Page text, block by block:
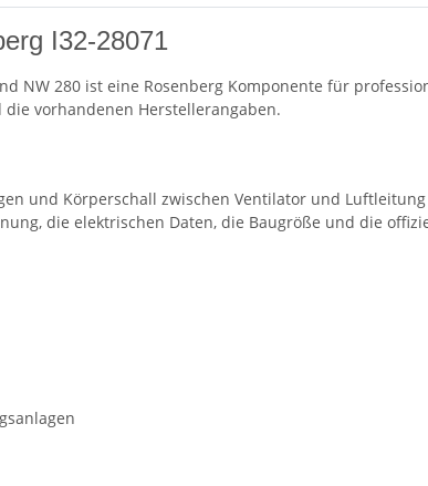
I32-28071
NW 280 ist eine Rosenberg Komponente für
vorhandenen Herstellerangaben.
und Körperschall zwischen Ventilator und
die elektrischen Daten, die Baugröße und die